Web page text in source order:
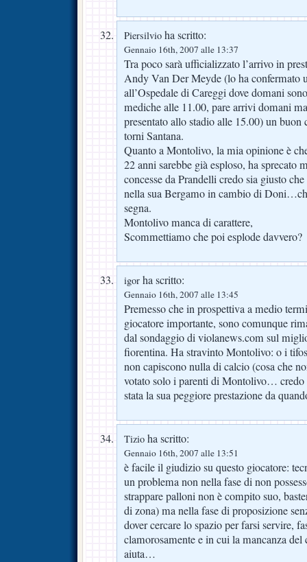
Piersilvio ha scritto:
Gennaio 16th, 2007 alle 13:37
Tra poco sarà ufficializzato l’arrivo in
Andy Van Der Meyde (lo ha confermato
all’Ospedale di Careggi dove domani
mediche alle 11.00, pare arrivi domani
presentato allo stadio alle 15.00) un
torni Santana.
Quanto a Montolivo, la mia opinione è
22 anni sarebbe già esploso, ha sprecato
concesse da Prandelli credo sia giusto
nella sua Bergamo in cambio di
segna.
Montolivo manca di carattere,
Scommettiamo che poi esplode davvero?
igor ha scritto:
Gennaio 16th, 2007 alle 13:45
Premesso che in prospettiva a medio
giocatore importante, sono comunque
dal sondaggio di violanews.com sul
fiorentina. Ha stravinto Montolivo: o i
non capiscono nulla di calcio (cosa che
votato solo i parenti di Montolivo… credo
stata la sua peggiore prestazione da
Tizio ha scritto:
Gennaio 16th, 2007 alle 13:51
è facile il giudizio su questo giocatore:
un problema non nella fase di non
strappare palloni non è compito suo,
di zona) ma nella fase di proposizione
dover cercare lo spazio per farsi servire,
clamorosamente e in cui la mancanza
aiuta…